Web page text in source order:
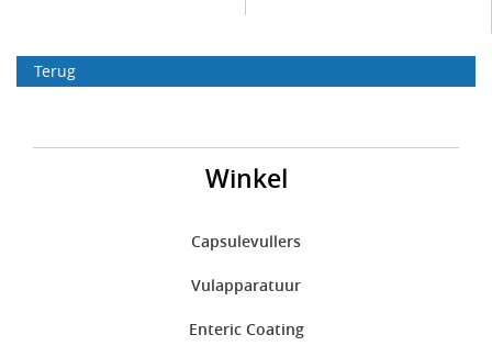
Terug
Winkel
Capsulevullers
Vulapparatuur
Enteric Coating